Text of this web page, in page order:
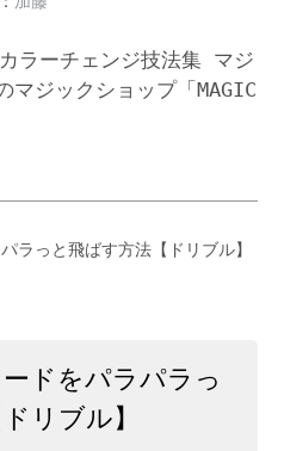
ラーチェンジ技法集 マジ
マジックショップ「MAGIC
ードをパラパラっ
リブル】